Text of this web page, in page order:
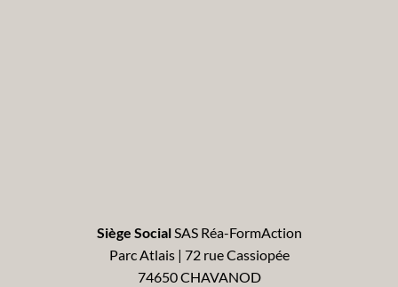
Siège SocialSAS Réa-FormAction
Parc Atlais | 72 rue Cassiopée
74650 CHAVANOD